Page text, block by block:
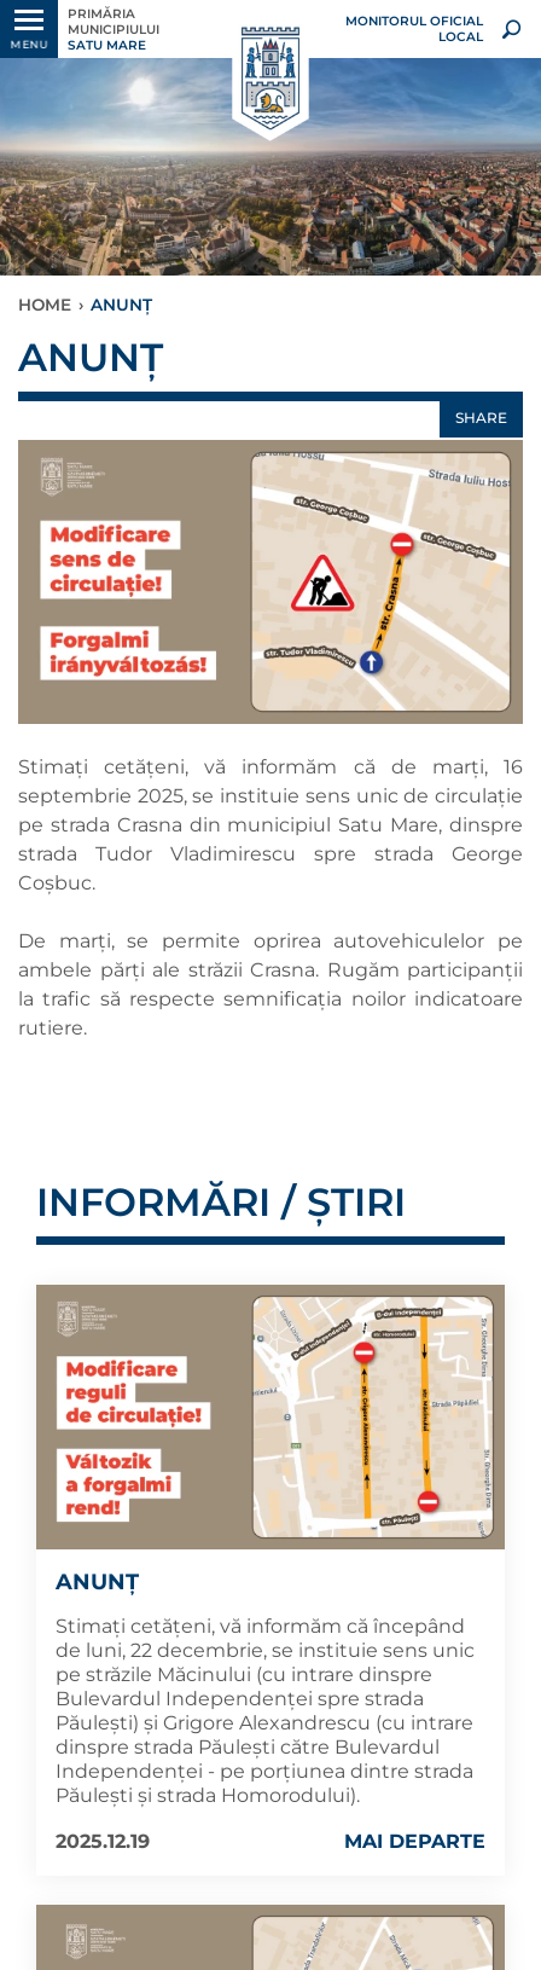
MENU
PRIMĂRIA
MUNICIPIULUI
SATU MARE
MONITORUL OFICIAL
LOCAL
HOME › ANUNȚ
ANUNȚ
SHARE
Stimați cetățeni, vă informăm că de marți, 16
septembrie 2025, se instituie sens unic de circulație
pe strada Crasna din municipiul Satu Mare, dinspre
strada Tudor Vladimirescu spre strada George
Coșbuc.
De marți, se permite oprirea autovehiculelor pe
ambele părți ale străzii Crasna. Rugăm participanții
la trafic să respecte semnificația noilor indicatoare
rutiere.
INFORMĂRI / ȘTIRI
ANUNȚ
Stimați cetățeni, vă informăm că începând
de luni, 22 decembrie, se instituie sens unic
pe străzile Măcinului (cu intrare dinspre
Bulevardul Independenței spre strada
Păulești) și Grigore Alexandrescu (cu intrare
dinspre strada Păulești către Bulevardul
Independenței - pe porțiunea dintre strada
Păulești și strada Homorodului).
2025.12.19
MAI DEPARTE